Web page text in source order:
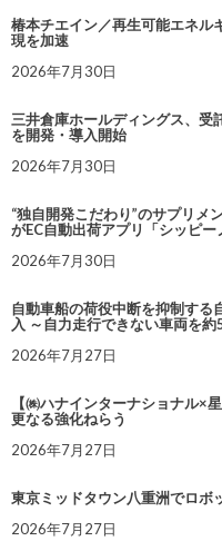
椿本チエイン／再生可能エネル
現を加速
2026年7月30日
三井倉庫ホールディングス、受
を開発・導入開始
2026年7月30日
“独自開発こだわり”のサプリメ
がEC自動出荷アプリ「シッピー
2026年7月30日
自動車船の荷役中断を抑制する
入 ～自力走行できない車両を約
2026年7月27日
【㈱ハナインターナショナル×
更なる強化ねらう
2026年7月27日
東京ミッドタウン八重洲でロボ
2026年7月27日